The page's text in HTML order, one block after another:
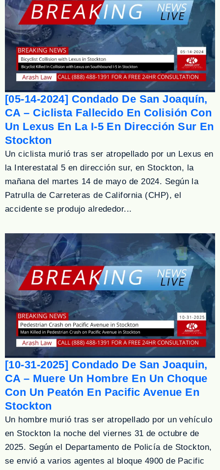
[05-14-2024] Condado De San Joaquín,
CA – Ciclista Fallecido En Colisión Con
Un Lexus En La I-5 En Dirección Sur En
Stockton
Un ciclista murió tras ser atropellado por un Lexus en
la Interestatal 5 en dirección sur, en Stockton, la
mañana del martes 14 de mayo de 2024. Según la
Patrulla de Carreteras de California (CHP), el
accidente se produjo alrededor...
[10-31-2025] Condado De San Joaquin,
CA – Muere Un Hombre En Un Choque
Con Un Peatón En Pacific Avenue En
Stockton
Un hombre murió tras ser atropellado por un vehículo
en Stockton la noche del viernes 31 de octubre de
2025. Según el Departamento de Policía de Stockton,
se envió a varios agentes al bloque 4900 de Pacific